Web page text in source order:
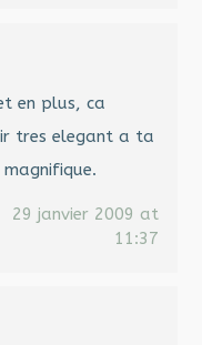
en plus, ca
tres elegant a ta
magnifique.
29 janvier 2009 at
11:37